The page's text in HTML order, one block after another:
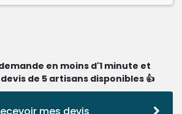
en moins d'1 minute et
de 5 artisans disponibles 👍